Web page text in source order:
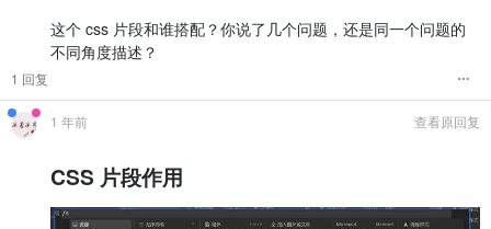
这个 css 片段和谁搭配？你说了几个问题，还是同一个问题的
不同角度描述？
1 回复
1 年前 查看原回复
CSS 片段作用